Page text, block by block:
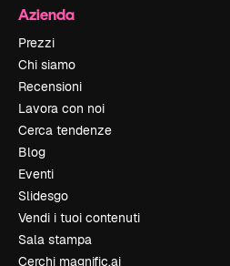
Azienda
Prezzi
Chi siamo
Recensioni
Lavora con noi
Cerca tendenze
Blog
Eventi
Slidesgo
Vendi i tuoi contenuti
Sala stampa
Cerchi magnific.ai